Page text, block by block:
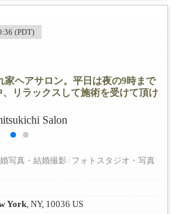
(PDT)
家ヘアサロン。平日は夜の9時まで
リラックスして施術を受けて頂け
写真・結婚撮影/ フォトスタジオ・写真
York, NY, 10036 US